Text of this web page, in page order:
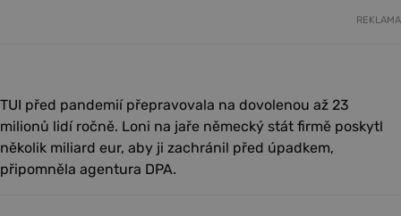
REKLAMA
TUI před pandemií přepravovala na dovolenou až 23
milionů lidí ročně. Loni na jaře německý stát firmě poskytl
několik miliard eur, aby ji zachránil před úpadkem,
připomněla agentura DPA.